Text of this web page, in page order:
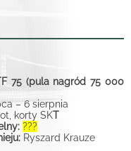
75 (pula nagród 75 000
– 6 sierpnia
korty SKT
???
Ryszard Krauze